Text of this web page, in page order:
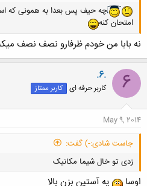
چه حیف پس بعدا به همونی که
امتحان کنه
نه بابا من خودم ظرفارو نصف نصف
6
.6.
کاربر حرفه ای کاربر ممتاز
May 9, 2014
جاست شادی:-) گفت:
زدی تو خال شیما مکانیک
اوسا یه آستین بزن بالا